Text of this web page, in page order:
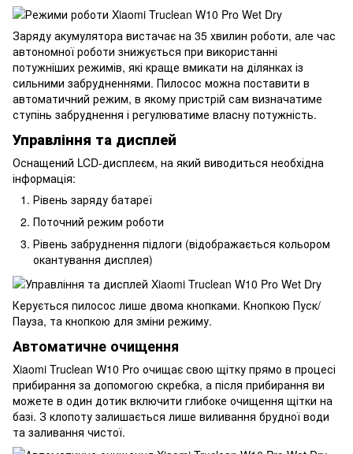
Заряду акумулятора вистачає на 35 хвилин роботи, але час
автономної роботи знижується при використанні
потужніших режимів, які краще вмикати на ділянках із
сильними забрудненнями. Пилосос можна поставити в
автоматичний режим, в якому пристрій сам визначатиме
ступінь забруднення і регулюватиме власну потужність.
Управління та дисплей
Оснащений LCD-дисплеєм, на який виводиться необхідна
інформація:
Рівень заряду батареї
Поточний режим роботи
Рівень забруднення підлоги (відображається кольором
окантування дисплея)
Керується пилосос лише двома кнопками. Кнопкою Пуск/
Пауза, та кнопкою для зміни режиму.
Автоматичне очищення
Xiaomi Truclean W10 Pro очищає свою щітку прямо в процесі
прибирання за допомогою скребка, а після прибирання ви
можете в один дотик включити глибоке очищення щітки на
базі. З клопоту залишається лише виливання брудної води
та заливання чистої.